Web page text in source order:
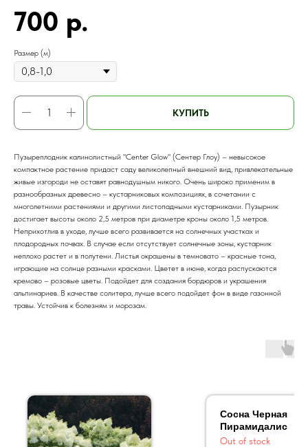
700 р.
Размер (м)
КУПИТЬ
Пузыреплодник калинолистный "Center Glow" (Сентер Глоу) – невысокое
компактное растение придаст саду великолепный внешний вид, привлекательные
живые изгороди не оставят равнодушным никого. Очень широко применим в
разнообразных древесно – кустарниковых композициях, в сочетании с
многолетними растениями и другими листопадными кустарниками. Пузырник
достигает высоты около 2,5 метров при диаметре кроны около 1,5 метров.
Неприхотлив в уходе, лучше всего развивается на солнечных участках и
плодородных почвах. В случае если отсутствует солнечные зоны, кустарник
неплохо растет и в полутени. Листья окрашены в темновато – красные тона,
играющие на солнце разными красками. Цветет в июне, когда распускаются
кремово – розовые цветы. Подойдет для создания бордюров и украшения
альпинариев. В качестве солитера, лучше всего подойдет фон в виде газонной
травы. Устойчив к болезням и морозам.
Сосна Черная
Пирамидалис
Out of stock